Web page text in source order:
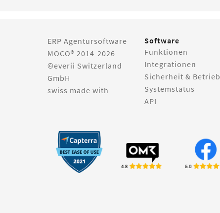
ERP Agentursoftware
MOCO® 2014-2026
©everii Switzerland
GmbH
swiss made with
Software
Funktionen
Integrationen
Sicherheit & Betrieb
Systemstatus
API